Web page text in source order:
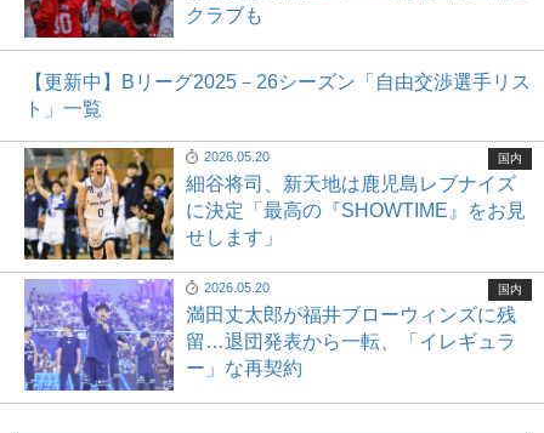
クラブも
【更新中】Bリーグ2025－26シーズン「自由交渉選手リス
ト」一覧
2026.05.20
細谷将司、新天地は鹿児島レブナイズ
に決定「最高の『SHOWTIME』をお見
せします」
国内
2026.05.20
満田丈太郎が福井ブローウィンズに残
留…退団発表から一転、「イレギュラ
ー」な再契約
国内